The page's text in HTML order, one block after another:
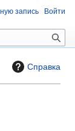
Справка
запись Войти